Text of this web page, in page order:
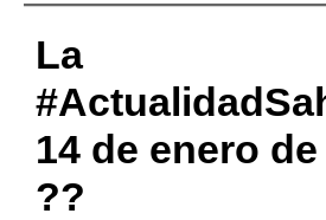
La
14 de enero de
??